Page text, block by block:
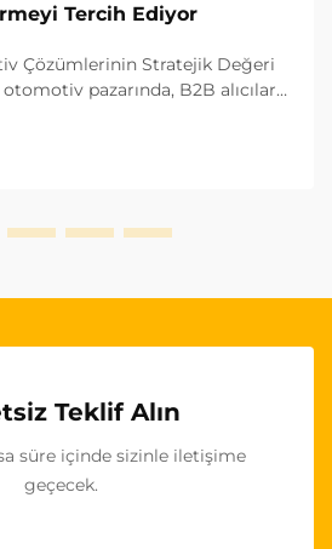
Tercih Ediyor
Çözümlerinin Stratejik Değeri
pazarında, B2B alıcılar
daha fazla yöneliyor. Bu
ötesinde, marka itibarı ve
Teklif Alın
süre içinde sizinle iletişime
geçecek.